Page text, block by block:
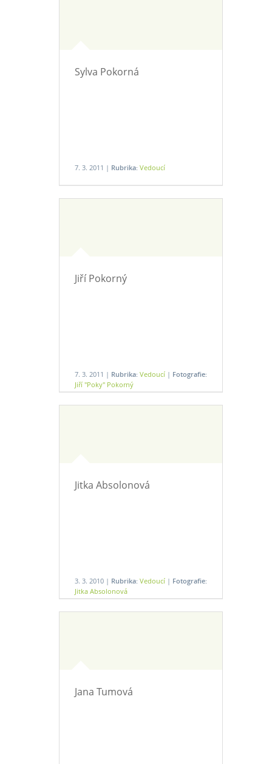
Sylva Pokorná
7. 3. 2011 | Rubrika: Vedoucí
Jiří Pokorný
7. 3. 2011 | Rubrika: Vedoucí | Fotografie:
Jiří "Poky" Pokorný
Jitka Absolonová
3. 3. 2010 | Rubrika: Vedoucí | Fotografie:
Jitka Absolonová
Jana Tumová